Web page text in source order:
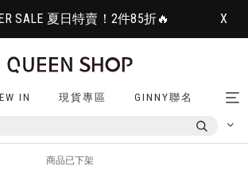
SALE 夏日特賣！2件85折🔥 X
IN 現貨專區 GINNY聯名
商品已下架